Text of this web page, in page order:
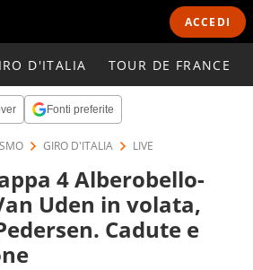
ACCEDI
D'ITALIA TOUR DE FRANCE
Fonti preferite
GIRO D'ITALIA LIVE
4 Alberobello-
Uden in volata,
Cadute e